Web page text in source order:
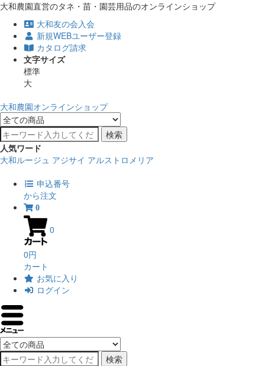
大和農園直営のタネ・苗・園芸用品のオンラインショップ
大和友の会入会
新規WEBユーザー登録
カタログ請求
文字サイズ
標準
大
大和農園オンラインショップ
検索
人気ワード
大和ルージュ アジサイ アルストロメリア
申込番号
から注文
0
0
0円
カート
お気に入り
ログイン
検索